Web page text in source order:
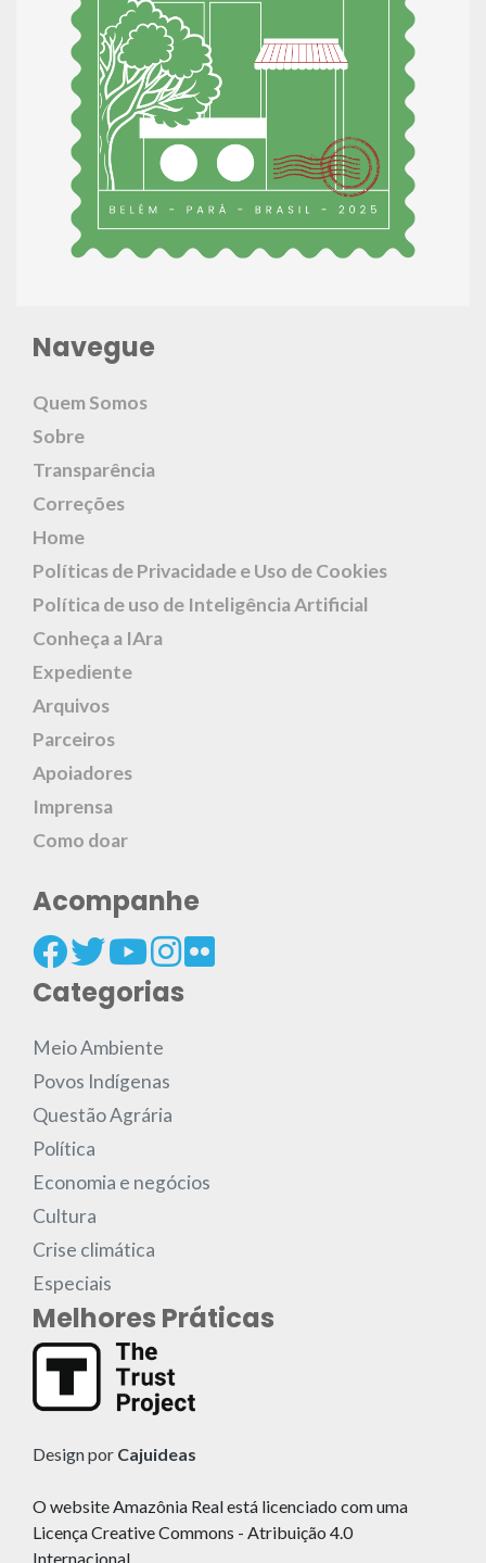
Navegue
Quem Somos
Sobre
Transparência
Correções
Home
Políticas de Privacidade e Uso de Cookies
Política de uso de Inteligência Artificial
Conheça a IAra
Expediente
Arquivos
Parceiros
Apoiadores
Imprensa
Como doar
Acompanhe
Categorias
Meio Ambiente
Povos Indígenas
Questão Agrária
Política
Economia e negócios
Cultura
Crise climática
Especiais
Melhores Práticas
Design por Cajuideas
O website Amazônia Real está licenciado com uma
Licença Creative Commons - Atribuição 4.0
Internacional.